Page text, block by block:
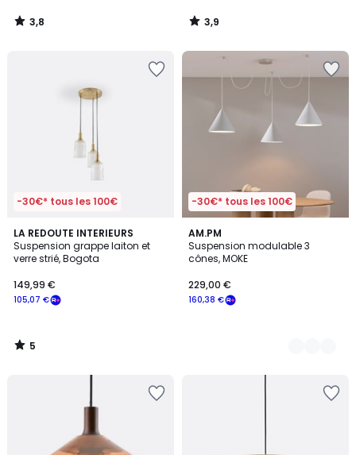
3,8
/
3,9
/
-30€* tous les 100€
LA REDOUTE INTERIEURS
Suspension grappe laiton et
verre strié, Bogota
105,07 €
149,99 €
5
/
5
5
/
-30€* tous les 100€
AM.PM
Suspension modulable 3
cônes, MOKE
160,38 €
229,00 €
2
Couleurs